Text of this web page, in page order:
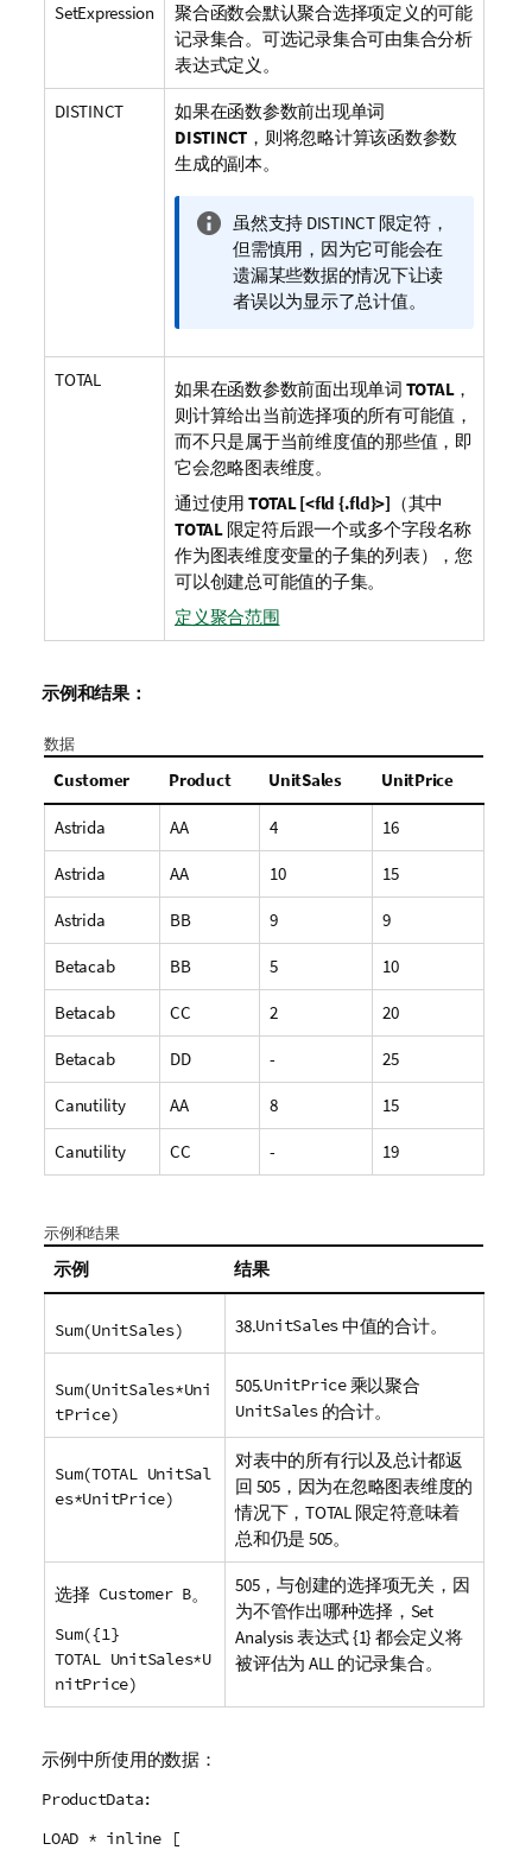
SetExpression
聚合函数会默认聚合选择项定义的可能
记录集合。可选记录集合可由集合分析
表达式定义。
DISTINCT
如果在函数参数前出现单词
DISTINCT ，则将忽略计算该函数参数
生成的副本。
信
息
注
释
虽然支持 DISTINCT限定符，
但需慎用，因为它可能会在
遗漏某些数据的情况下让读
者误以为显示了总计值。
TOTAL 如果在函数参数前面出现单词 TOTAL，
则计算给出当前选择项的所有可能值，
而不只是属于当前维度值的那些值，即
它会忽略图表维度。
通过使用 TOTAL [<fld {.fld}>] （其中
TOTAL限定符后跟一个或多个字段名称
作为图表维度变量的子集的列表），您
可以创建总可能值的子集。
定义聚合范围
示例和结果：
数据
Customer Product UnitSales UnitPrice
Astrida AA 4 16
Astrida AA 10 15
Astrida BB 9 9
Betacab BB 5 10
Betacab CC 2 20
Betacab DD - 25
Canutility AA 8 15
Canutility CC - 19
示例和结果
示例 结果
Sum(UnitSales) 38.UnitSales中值的合计。
Sum(UnitSales*Uni
tPrice)
505.UnitPrice乘以聚合
UnitSales的合计。
Sum(TOTAL UnitSal
es*UnitPrice)
对表中的所有行以及总计都返
回 505，因为在忽略图表维度的
情况下， TOTAL限定符意味着
总和仍是 505。
选择 Customer B。
Sum({1}
TOTAL UnitSales*U
nitPrice)
505，与创建的选择项无关，因
为不管作出哪种选择， Set
Analysis表达式 {1} 都会定义将
被评估为 ALL 的记录集合。
示例中所使用的数据：
ProductData:
LOAD * inline [